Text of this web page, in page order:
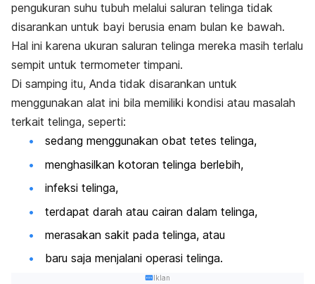
pengukuran suhu tubuh melalui saluran telinga tidak
disarankan untuk bayi berusia enam bulan ke bawah.
Hal ini karena ukuran saluran telinga mereka masih terlalu
sempit untuk termometer timpani.
Di samping itu, Anda tidak disarankan untuk
menggunakan alat ini bila memiliki kondisi atau masalah
terkait telinga, seperti:
sedang menggunakan obat tetes telinga,
menghasilkan kotoran telinga berlebih,
infeksi telinga,
terdapat darah atau cairan dalam telinga,
merasakan sakit pada telinga, atau
baru saja menjalani operasi telinga.
Iklan